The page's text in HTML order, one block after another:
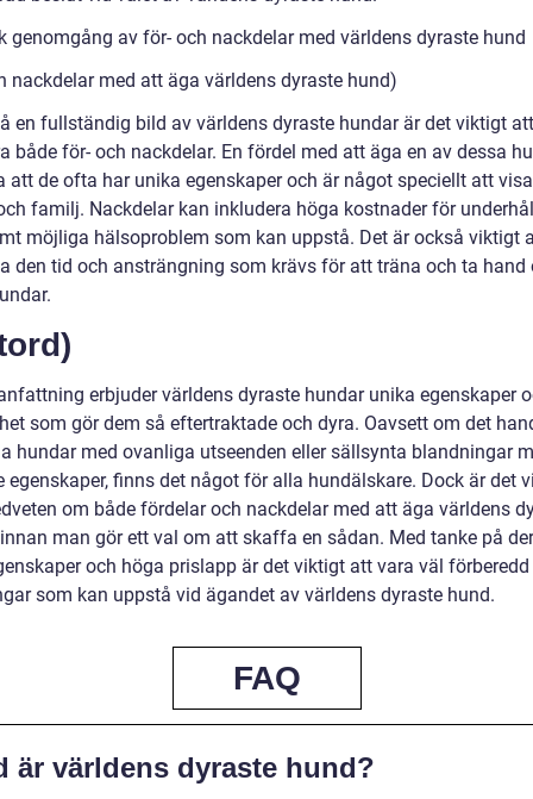
genomgång av för- och nackdelar med världens dyraste hund
nackdelar med att äga världens dyraste hund)
en fullständig bild av världens dyraste hundar är det viktigt att
både för- och nackdelar. En fördel med att äga en av dessa
att de ofta har unika egenskaper och är något speciellt att
familj. Nackdelar kan inkludera höga kostnader för
möjliga hälsoproblem som kan uppstå. Det är också viktigt
den tid och ansträngning som krävs för att träna och ta hand
erbjuder världens dyraste hundar unika egenskaper
som gör dem så eftertraktade och dyra. Oavsett om det
hundar med ovanliga utseenden eller sällsynta blandningar
egenskaper, finns det något för alla hundälskare. Dock är det
om både fördelar och nackdelar med att äga världens
man gör ett val om att skaffa en sådan. Med tanke på
och höga prislapp är det viktigt att vara väl
som kan uppstå vid ägandet av världens dyraste hund.
FAQ
är världens dyraste hund?